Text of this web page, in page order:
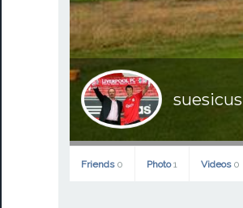
suesicus
Friends 0 Photo1 Videos 0